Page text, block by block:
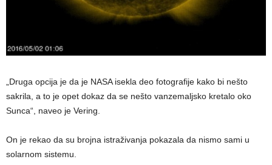
„Druga opcija je da je NASA isekla deo fotografije kako bi nešto
sakrila, a to je opet dokaz da se nešto vanzemaljsko kretalo oko
Sunca“, naveo je Vering.
On je rekao da su brojna istraživanja pokazala da nismo sami u
solarnom sistemu.